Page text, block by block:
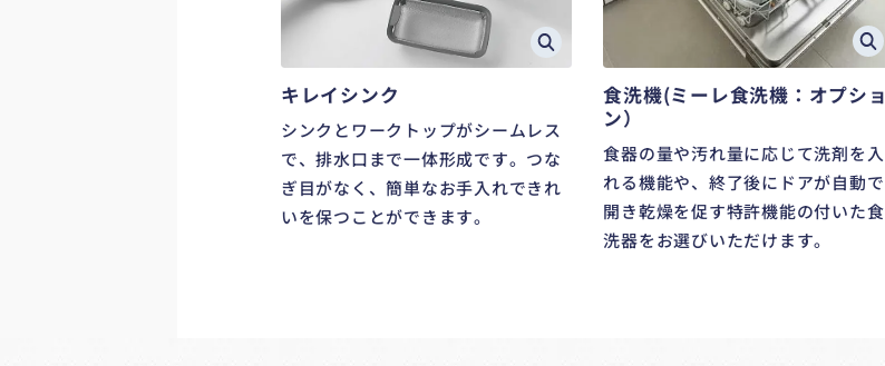
キレイシンク
シンクとワークトップがシームレス
で、排水口まで一体形成です。つな
ぎ目がなく、簡単なお手入れできれ
いを保つことができます。
食洗機(ミーレ食洗機：オプショ
ン）
食器の量や汚れ量に応じて洗剤を入
れる機能や、終了後にドアが自動で
開き乾燥を促す特許機能の付いた食
洗器をお選びいただけます。